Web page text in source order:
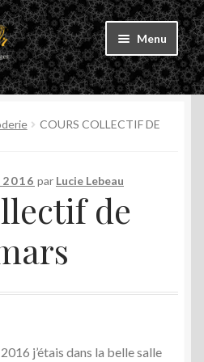
Menu
le
COURS COLLECTIF DE
par Lucie Lebeau
de
j’étais dans la belle salle